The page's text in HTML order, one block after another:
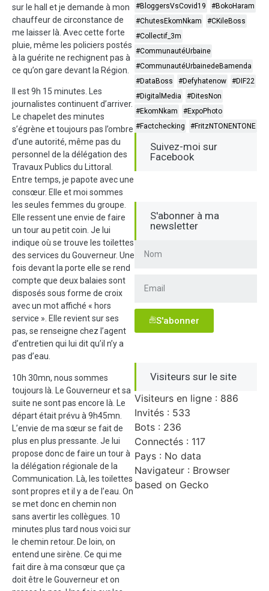
sur le hall et je demande à mon
chauffeur de circonstance de
me laisser là. Avec cette forte
pluie, même les policiers postés
à la guérite ne rechignent pas à
ce qu’on gare devant la Région.
Il est 9h 15 minutes. Les
journalistes continuent d’arriver.
Le chapelet des minutes
s’égrène et toujours pas l’ombre
d’une autorité, même pas du
personnel de la délégation des
Travaux Publics du Littoral.
Entre temps, je papote avec une
consœur. Elle et moi sommes
les seules femmes du groupe.
Elle ressent une envie de faire
un tour au petit coin. Je lui
indique où se trouve les toilettes
des services du Gouverneur. Une
fois devant la porte elle se rend
compte que deux balaies sont
disposés sous forme de croix
avec un mot affiché « hors
service ». Elle revient sur ses
pas, se renseigne chez l’agent
d’entretien qui lui dit qu’il n’y a
pas d’eau.
10h 30mn, nous sommes
toujours là. Le Gouverneur et sa
suite ne sont pas encore là. Le
départ était prévu à 9h45mn.
L’envie de ma sœur se fait de
plus en plus pressante. Je lui
propose donc de faire un tour à
la délégation régionale de la
Communication. Là, les toilettes
sont propres et il y a de l’eau. On
se met donc en chemin non
sans avertir les collègues. 10
minutes plus tard nous voici sur
le chemin retour. De loin, on
entend une sirène. Ce qui me
fait dire à ma consœur que ça
doit être le Gouverneur et on
#BloggersVsCovid19
#BokoHaram
#ChutesEkomNkam
#CKileBoss
#Collectif_3m
#CommunautéUrbaine
#CommunautéUrbainedeBamenda
#DataBoss
#Defyhatenow
#DIF22
#DigitalMedia
#DitesNon
#EkomNkam
#ExpoPhoto
#Factchecking
#FritzNTONENTONE
Suivez-moi sur
Facebook
S'abonner à ma
newsletter
S'abonner
Visiteurs sur le site
Visiteurs en ligne : 886
Invités : 533
Bots : 236
Connectés : 117
Pays : No data
Navigateur : Browser
based on Gecko